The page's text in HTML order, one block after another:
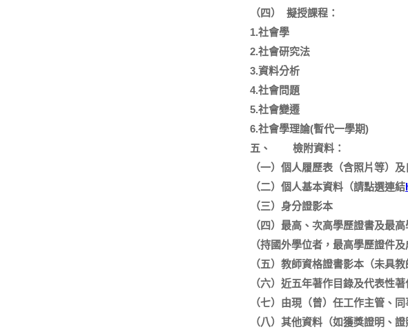
（四） 擬授課程：
1.社會學
2.社會研究法
3.資料分析
4.社會問題
5.社會變遷
6.社會學理論(暫代一學期)
五、 檢附資料：
（一）個人履歷表（含照片等）
（二）個人基本資料（請點選連結
（三）身分證影本
（四）最高、次高學歷證書及最
（持國外學位者，最高學歷證件
（五）教師資格證書影本（未具
（六）近五年著作目錄及代表性
（七）由現（曾）任工作主管、
（八）其他資料（如獲獎證明、